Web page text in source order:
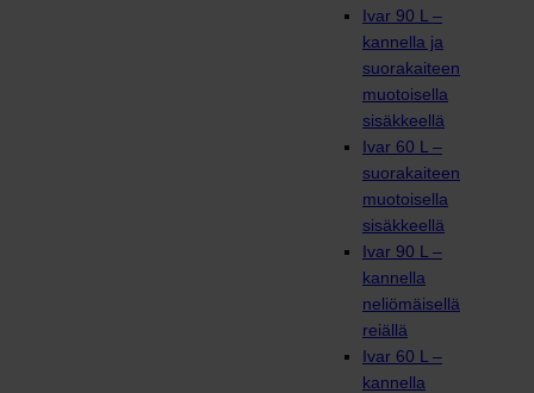
Ivar 90 L –
kannella ja
suorakaiteen
muotoisella
sisäkkeellä
Ivar 60 L –
suorakaiteen
muotoisella
sisäkkeellä
Ivar 90 L –
kannella
neliömäisellä
reiällä
Ivar 60 L –
kannella